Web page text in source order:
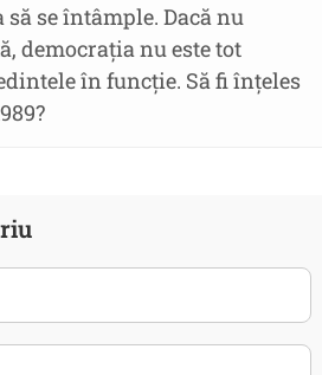
se întâmple. Dacă nu
democrația nu este tot
în funcție. Să fi înțeles